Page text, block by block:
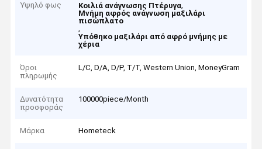
Υψηλό φως Κοιλιά ανάγνωσης Πτέρυγα,
Μνήμη αφρός ανάγνωση μαξιλάρι
πισώπλατο
,
Υπόθηκο μαξιλάρι από αφρό μνήμης με
χέρια
Όροι
πληρωμής
L/C, D/A, D/P, T/T, Western Union, MoneyGram
Δυνατότητα
προσφοράς
100000piece/Month
Μάρκα Hometeck